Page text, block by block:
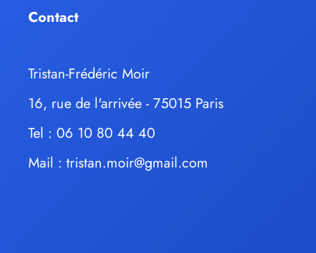
Contact
Tristan-Frédéric Moir
16, rue de l'arrivée - 75015 Paris
Tel : 06 10 80 44 40
Mail : tristan.moir@gmail.com